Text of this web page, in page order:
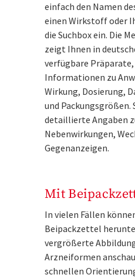
einfach den Namen
einen Wirkstoff oder
die Suchbox ein. Die
zeigt Ihnen in
verfügbare
Informationen zu
Wirkung, Dosierung,
und Packungsgrößen.
detaillierte Angaben
Nebenwirkungen,
Gegenanzeigen.
Mit
In vielen Fällen
Beipackzettel
vergrößerte
Arzneiformen
schnellen